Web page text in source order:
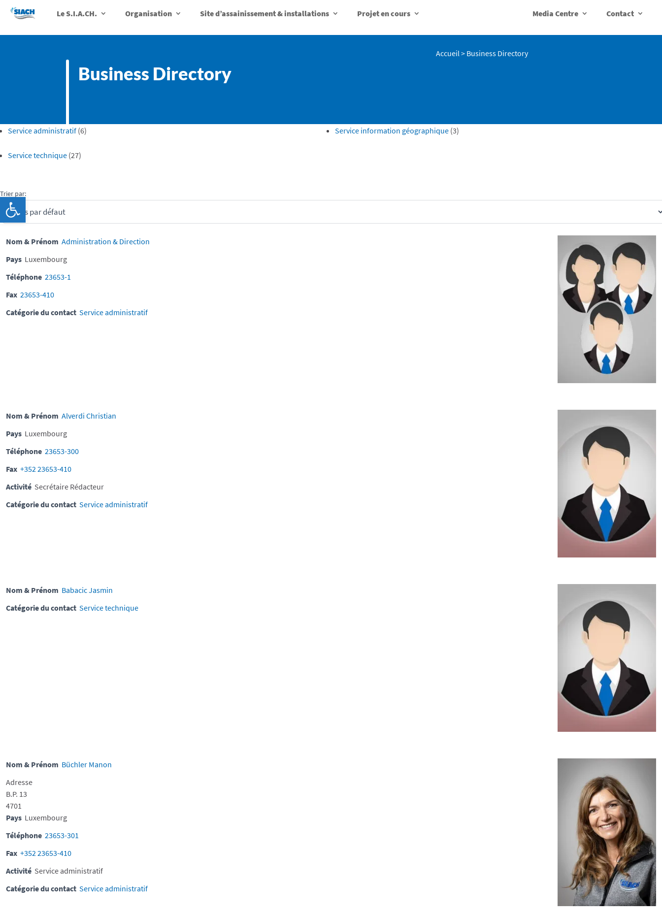
Le S.I.A.CH. Organisation Site d’assainissement & installations Projet en cours Media Centre Contact
Business Directory
Accueil> Business Directory
Service administratif (6) Service information géographique (3)
Service technique (27)
Trier par:
Nom & Prénom Administration & Direction
Pays Luxembourg
Téléphone 23653-1
Fax 23653-410
Catégorie du contact Service administratif
Nom & Prénom Alverdi Christian
Pays Luxembourg
Téléphone 23653-300
Fax +352 23653-410
Activité Secrétaire Rédacteur
Catégorie du contact Service administratif
Nom & Prénom Babacic Jasmin
Catégorie du contact Service technique
Nom & Prénom Büchler Manon
Adresse
B.P. 13
4701
Pays Luxembourg
Téléphone 23653-301
Fax +352 23653-410
Activité Service administratif
Catégorie du contact Service administratif
Ouvrir la barre d’outils